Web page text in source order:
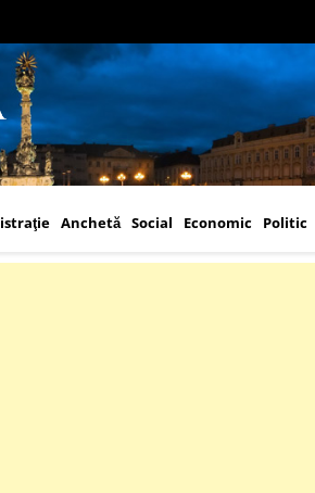
Anchetă Social Economic Politic